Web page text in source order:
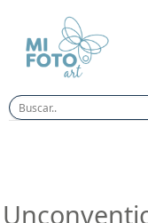
content